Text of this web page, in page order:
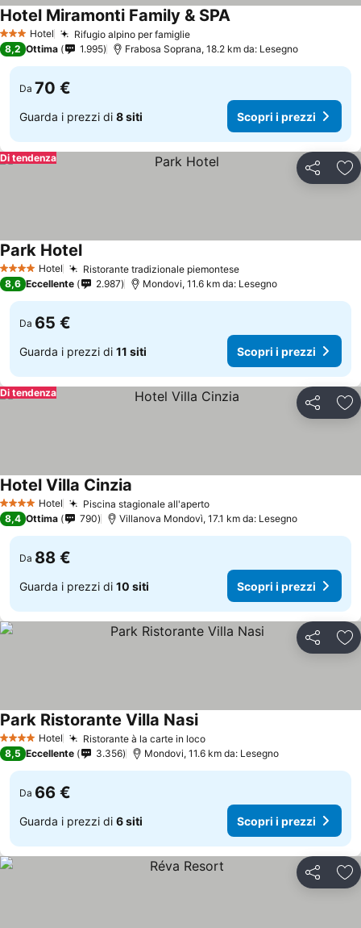
3 StelleHotel Rifugio alpino per famiglie
Hotel Miramonti Family & SPA
8,2 Ottima 1.995 Frabosa Soprana, 18.2 km da: Lesegno
Da 70 €
Guarda i prezzi di 8 siti Scopri i prezzi
Condividi
Di tendenza
4 Stelle Hotel Ristorante tradizionale piemontese
Park Hotel
8,6 Eccellente 2.987 Mondovi, 11.6 km da: Lesegno
Da 65 €
Guarda i prezzi di 11 siti Scopri i prezzi
Condividi
Di tendenza
4 Stelle Hotel Piscina stagionale all'aperto
Hotel Villa Cinzia
8,4 Ottima 790 Villanova Mondovì, 17.1 km da: Lesegno
Da 88 €
Guarda i prezzi di 10 siti Scopri i prezzi
Condividi
4 Stelle Hotel Ristorante à la carte in loco
Park Ristorante Villa Nasi
8,5 Eccellente 3.356 Mondovi, 11.6 km da: Lesegno
Da 66 €
Guarda i prezzi di 6 siti Scopri i prezzi
Condividi